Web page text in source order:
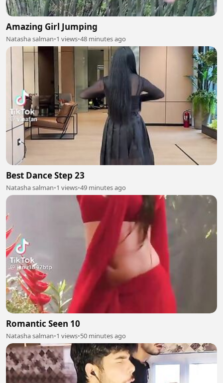
Amazing Girl Jumping
Natasha salman•1 views•48 minutes ago
Best Dance Step 23
Natasha salman•1 views•49 minutes ago
Romantic Seen 10
Natasha salman•1 views•50 minutes ago